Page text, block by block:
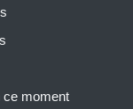
ce moment